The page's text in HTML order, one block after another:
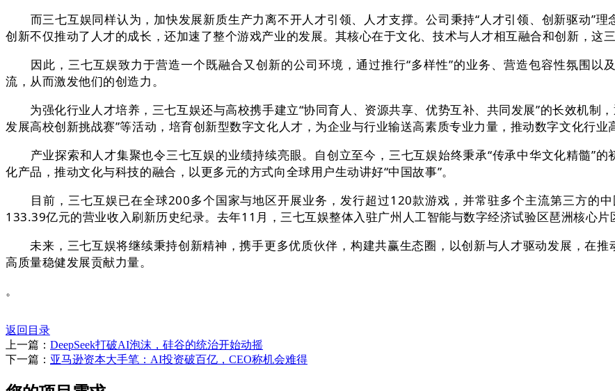
而三七互娱同样认为，加快发展新质生产力离不开人才引领、人才支撑。公司秉持“人才引领、创新驱动”理
创新不仅推动了人才的成长，还加速了整个游戏产业的发展。其核心在于文化、技术与人才相互融合和创新，这
因此，三七互娱致力于营造一个既融合又创新的公司环境，通过推行“多样性”的业务、营造包容性氛围以
流，从而激发他们的创造力。
为强化行业人才培养，三七互娱还与高校携手建立“协同育人、资源共享、优势互补、共同发展”的长效机制，
发展高校创新挑战赛”等活动，培育创新型数字文化人才，为企业与行业输送高素质专业力量，推动数字文化行业
产业探索和人才集聚也令三七互娱的业绩持续亮眼。自创立至今，三七互娱始终秉承“传承中华文化精髓”的
化产品，推动文化与科技的融合，以更多元的方式向全球用户生动讲好“中国故事”。
目前，三七互娱已在全球200多个国家与地区开展业务，发行超过120款游戏，并常驻多个主流第三方的
133.39亿元的营业收入刷新历史纪录。去年11月，三七互娱整体入驻广州人工智能与数字经济试验区琶洲核心片
未来，三七互娱将继续秉持创新精神，携手更多优质伙伴，构建共赢生态圈，以创新与人才驱动发展，在推
高质量稳健发展贡献力量。
。
返回目录
上一篇： DeepSeek打破AI泡沫，硅谷的统治开始动摇
下一篇： 亚马逊资本大手笔：AI投资破百亿，CEO称机会难得